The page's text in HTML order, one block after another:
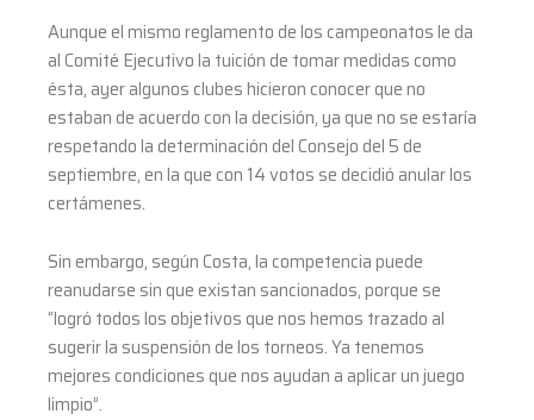
Aunque el mismo reglamento de los campeonatos le da
al Comité Ejecutivo la tuición de tomar medidas como
ésta, ayer algunos clubes hicieron conocer que no
estaban de acuerdo con la decisión, ya que no se estaría
respetando la determinación del Consejo del 5 de
septiembre, en la que con 14 votos se decidió anular los
certámenes.
Sin embargo, según Costa, la competencia puede
reanudarse sin que existan sancionados, porque se
“logró todos los objetivos que nos hemos trazado al
sugerir la suspensión de los torneos. Ya tenemos
mejores condiciones que nos ayudan a aplicar un juego
limpio”.